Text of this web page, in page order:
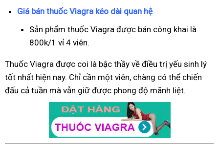
Giá bán thuốc Viagra kéo dài quan hệ
Sản phẩm thuốc Viagra được bán công khai là
800k/1 vỉ 4 viên.
Thuốc Viagra được coi là bậc thầy về điều trị yếu sinh lý
tốt nhất hiện nay. Chỉ cần một viên, chàng có thể chiến
đấu cả tuần mà vẫn giữ được phong độ mãnh liệt.